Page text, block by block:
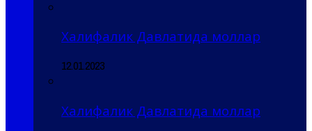
Халифалик Давлатида моллар
12.01.2023
Халифалик Давлатида моллар